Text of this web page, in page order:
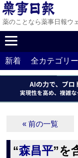
薬のことなら薬事日報ウ
新着 全カテゴリー
« 前の一覧
“森昌平”を